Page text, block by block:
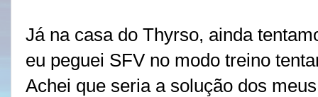
Já na casa do Thyrso, ainda
eu peguei SFV no modo treino
Achei que seria a solução dos